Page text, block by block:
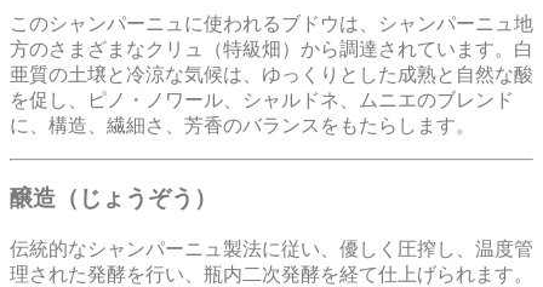
このシャンパーニュに使われるブドウは、シャンパーニュ地
方のさまざまなクリュ（特級畑）から調達されています。白
亜質の土壌と冷涼な気候は、ゆっくりとした成熟と自然な酸
を促し、ピノ・ノワール、シャルドネ、ムニエのブレンド
に、構造、繊細さ、芳香のバランスをもたらします。
醸造（じょうぞう）
伝統的なシャンパーニュ製法に従い、優しく圧搾し、温度管
理された発酵を行い、瓶内二次発酵を経て仕上げられます。